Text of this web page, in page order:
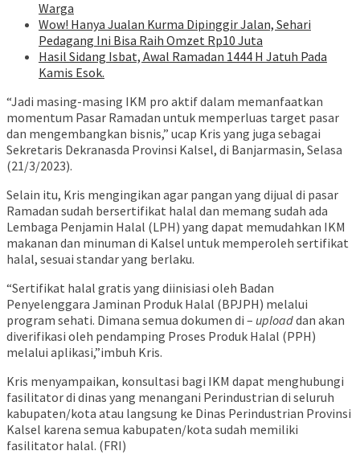
Warga
Wow! Hanya Jualan Kurma Dipinggir Jalan, Sehari
Pedagang Ini Bisa Raih Omzet Rp10 Juta
Hasil Sidang Isbat, Awal Ramadan 1444 H Jatuh Pada
Kamis Esok.
“Jadi masing-masing IKM pro aktif dalam memanfaatkan
momentum Pasar Ramadan untuk memperluas target pasar
dan mengembangkan bisnis,” ucap Kris yang juga sebagai
Sekretaris Dekranasda Provinsi Kalsel, di Banjarmasin, Selasa
(21/3/2023).
Selain itu, Kris mengingikan agar pangan yang dijual di pasar
Ramadan sudah bersertifikat halal dan memang sudah ada
Lembaga Penjamin Halal (LPH) yang dapat memudahkan IKM
makanan dan minuman di Kalsel untuk memperoleh sertifikat
halal, sesuai standar yang berlaku.
“Sertifikat halal gratis yang diinisiasi oleh Badan
Penyelenggara Jaminan Produk Halal (BPJPH) melalui
program sehati. Dimana semua dokumen di – uploaddan akan
diverifikasi oleh pendamping Proses Produk Halal (PPH)
melalui aplikasi,”imbuh Kris.
Kris menyampaikan, konsultasi bagi IKM dapat menghubungi
fasilitator di dinas yang menangani Perindustrian di seluruh
kabupaten/kota atau langsung ke Dinas Perindustrian Provinsi
Kalsel karena semua kabupaten/kota sudah memiliki
fasilitator halal. (FRI)